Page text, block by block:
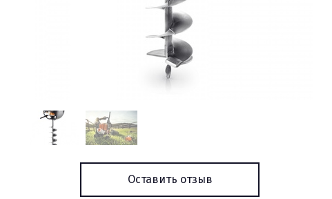
Оставить отзыв